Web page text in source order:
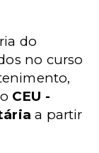
do
no curso
CEU -
a partir